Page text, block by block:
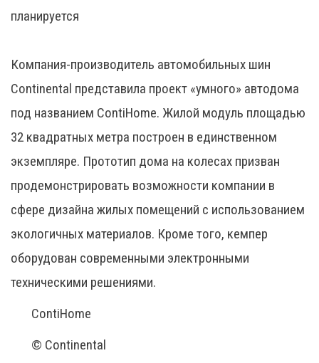
планируется
Компания-производитель автомобильных шин
Continental представила проект «умного» автодома
под названием ContiHome. Жилой модуль площадью
32 квадратных метра построен в единственном
экземпляре. Прототип дома на колесах призван
продемонстрировать возможности компании в
сфере дизайна жилых помещений с использованием
экологичных материалов. Кроме того, кемпер
оборудован современными электронными
техническими решениями.
ContiHome
© Continental